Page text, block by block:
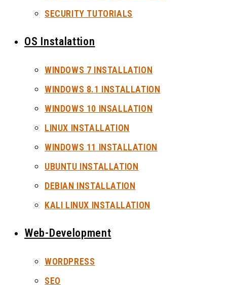
SECURITY TUTORIALS
OS Instalattion
WINDOWS 7 INSTALLATION
WINDOWS 8.1 INSTALLATION
WINDOWS 10 INSALLATION
LINUX INSTALLATION
WINDOWS 11 INSTALLATION
UBUNTU INSTALLATION
DEBIAN INSTALLATION
KALI LINUX INSTALLATION
Web-Development
WORDPRESS
SEO